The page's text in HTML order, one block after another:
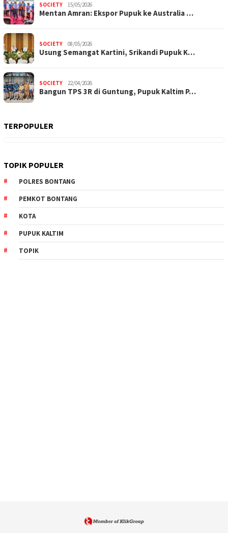
SOCIETY 15/05/2026
Mentan Amran: Ekspor Pupuk ke Australia …
SOCIETY 08/05/2026
Usung Semangat Kartini, Srikandi Pupuk K…
SOCIETY 22/04/2026
Bangun TPS 3R di Guntung, Pupuk Kaltim P…
TERPOPULER
TOPIK POPULER
POLRES BONTANG
PEMKOT BONTANG
KOTA
PUPUK KALTIM
TOPIK